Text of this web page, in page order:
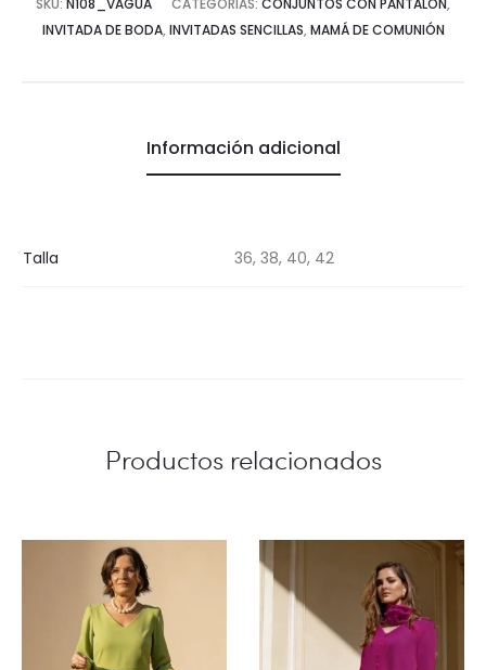
SKU: N108_VAGUA CATEGORÍAS: CONJUNTOS CON PANTALÓN,
INVITADA DE BODA, INVITADAS SENCILLAS, MAMÁ DE COMUNIÓN
Información adicional
Talla 36, 38, 40, 42
Productos relacionados